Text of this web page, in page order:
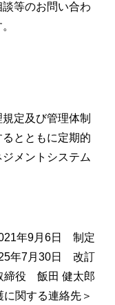
等のお問い合わ
定及び管理体制
とともに定期的
メントシステム
年9月6日 制定
年7月30日 改訂
締役 飯田 健太郎
に関する連絡先＞